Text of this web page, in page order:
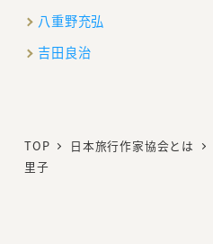
八重野充弘
吉田良治
TOP 日本旅行作家協会とは
里子